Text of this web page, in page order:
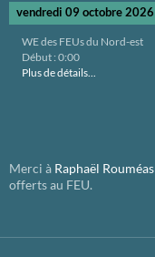
vendredi 09 octobre 2026
WE des FEUs du Nord-est
Début : 0:00
Plus de détails...
Merci à Raphaël Rouméas
offerts au FEU.